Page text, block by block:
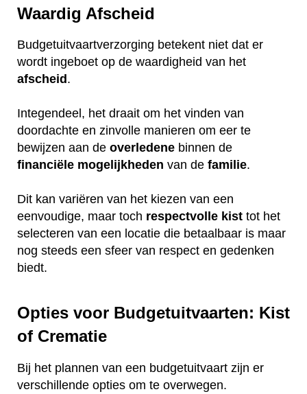
Waardig Afscheid
Budgetuitvaartverzorging betekent niet dat er
wordt ingeboet op de waardigheid van het
afscheid .
Integendeel, het draait om het vinden van
doordachte en zinvolle manieren om eer te
bewijzen aan de overledene binnen de
financiële mogelijkheden van de familie.
Dit kan variëren van het kiezen van een
eenvoudige, maar toch respectvolle kist tot het
selecteren van een locatie die betaalbaar is maar
nog steeds een sfeer van respect en gedenken
biedt.
Opties voor Budgetuitvaarten: Kist
of Crematie
Bij het plannen van een budgetuitvaart zijn er
verschillende opties om te overwegen.